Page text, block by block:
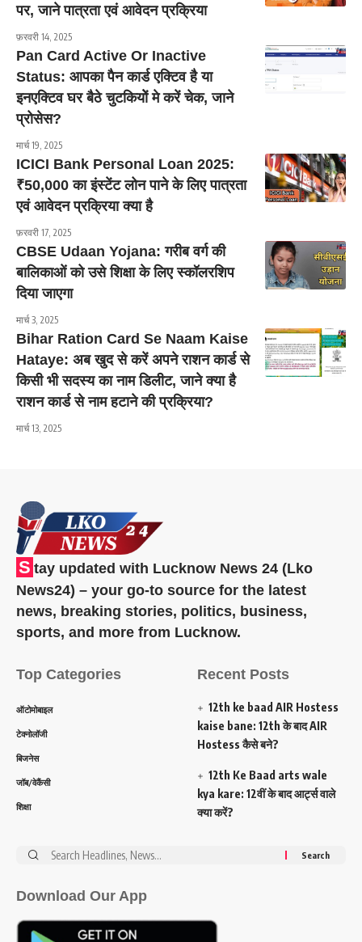
पर, जाने पात्रता एवं आवेदन प्रक्रिया
फ़रवरी 14, 2025
Pan Card Active Or Inactive
Status: आपका पैन कार्ड एक्टिव है या
इनएक्टिव घर बैठे चुटकियोें मे करें चेक, जाने
प्रोसेस?
मार्च 19, 2025
ICICI Bank Personal Loan 2025:
₹50,000 का इंस्टेंट लोन पाने के लिए पात्रता
एवं आवेदन प्रक्रिया क्या है
फ़रवरी 17, 2025
CBSE Udaan Yojana: गरीब वर्ग की
बालिकाओं को उसे शिक्षा के लिए स्कॉलरशिप
दिया जाएगा
मार्च 3, 2025
Bihar Ration Card Se Naam Kaise
Hataye: अब खुद से करें अपने राशन कार्ड से
किसी भी सदस्य का नाम डिलीट, जाने क्या है
राशन कार्ड से नाम हटाने की प्रक्रिया?
मार्च 13, 2025
S tay updated with Lucknow News 24 (Lko
News24) – your go-to source for the latest
news, breaking stories, politics, business,
sports, and more from Lucknow.
Top Categories
ऑटोमोबाइल
टेक्नोलॉजी
बिजनेस
जॉब/वेकैंसी
शिक्षा
Recent Posts
12th ke baad AIR Hostess
kaise bane: 12th के बाद AIR
Hostess कैसे बने?
12th Ke Baad arts wale
kya kare: 12वीं के बाद आर्ट्स वाले
क्या करें?
Search
Download Our App